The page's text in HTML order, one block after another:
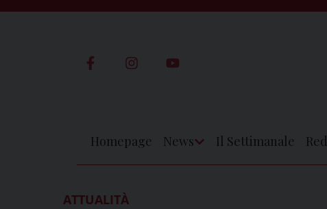
Homepage News Il Settimanale
ATTUALITÀ